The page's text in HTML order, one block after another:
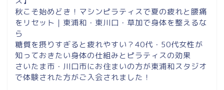
秋こそ始めどき！マシンピラティスで夏の疲れと腰痛
をリセット｜東浦和・東川口・草加で身体を整えるな
ら
糖質を摂りすぎると疲れやすい？40代・50代女性が
知っておきたい身体の仕組みとピラティスの効果
さいたま市・川口市にお住まいの方が東浦和スタジオ
で体験された方がご入会されました！
東浦和｜大人女性のための
マシンピラティススタジオ
Instagram